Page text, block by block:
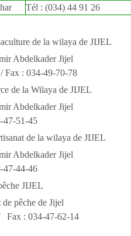
Tél : (034) 44 91 26
de la wilaya de JIJEL
Abdelkader Jijel
Fax : 034-49-70-78
de la Wilaya de JIJEL
Abdelkader Jijel
47-51-45
de la wilaya de JIJEL
Abdelkader Jijel
47-44-46
JIJEL
pêche de Jijel
: 034-47-62-14